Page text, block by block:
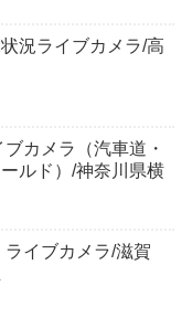
況ライブカメラ/高
カメラ（汽車道・
ルド）/神奈川県横
イブカメラ/滋賀